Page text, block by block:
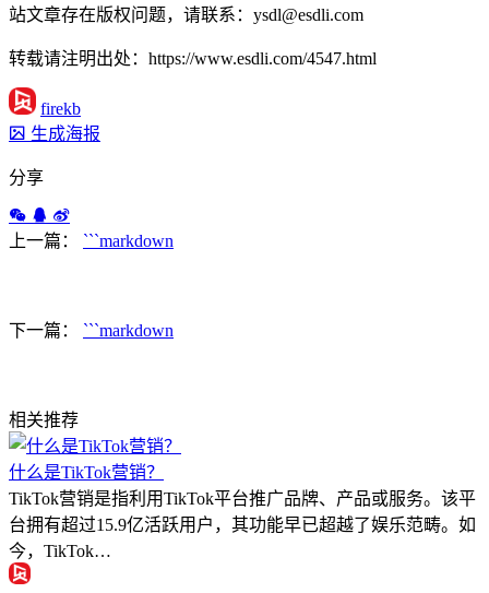
站文章存在版权问题，请联系：ysdl@esdli.com
转载请注明出处：https://www.esdli.com/4547.html
firekb
生成海报
分享
上一篇： ```markdown
下一篇： ```markdown
相关推荐
什么是TikTok营销？
TikTok营销是指利用TikTok平台推广品牌、产品或服务。该平
台拥有超过15.9亿活跃用户，其功能早已超越了娱乐范畴。如
今，TikTok…